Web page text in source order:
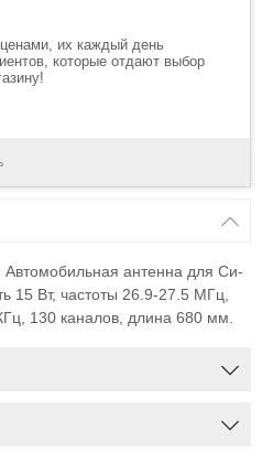
их каждый день
которые отдают выбор
антенна для Си-
15 Вт, частоты 26.9-27.5 МГц,
130 каналов, длина 680 мм.